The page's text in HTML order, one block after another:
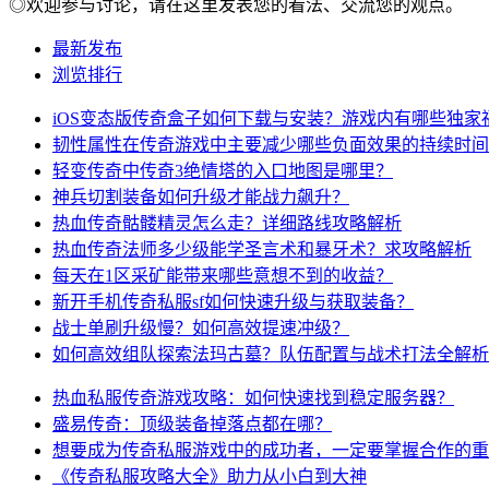
◎欢迎参与讨论，请在这里发表您的看法、交流您的观点。
最新发布
浏览排行
iOS变态版传奇盒子如何下载与安装？游戏内有哪些独家
韧性属性在传奇游戏中主要减少哪些负面效果的持续时间
轻变传奇中传奇3绝情塔的入口地图是哪里？
神兵切割装备如何升级才能战力飙升？
热血传奇骷髅精灵怎么走？详细路线攻略解析
热血传奇法师多少级能学圣言术和暴牙术？求攻略解析
每天在1区采矿能带来哪些意想不到的收益？
新开手机传奇私服sf如何快速升级与获取装备？
战士单刷升级慢？如何高效提速冲级？
如何高效组队探索法玛古墓？队伍配置与战术打法全解析
热血私服传奇游戏攻略：如何快速找到稳定服务器？
盛易传奇：顶级装备掉落点都在哪？
想要成为传奇私服游戏中的成功者，一定要掌握合作的
《传奇私服攻略大全》助力从小白到大神